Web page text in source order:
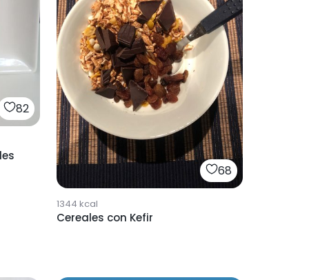
82
68
1344 kcal
Cereales con Kefir